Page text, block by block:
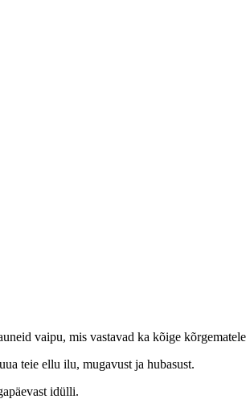
vaipu, mis vastavad ka kõige
teie ellu ilu, mugavust ja hubasust.
idülli.